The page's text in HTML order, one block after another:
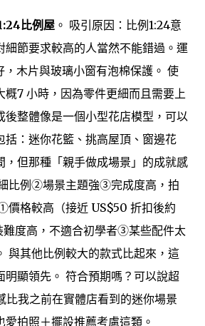
比例屋 。 吸引原因：比例1:24意
細節要求較高的人當然不能錯過。運
，木片與玻璃小窗有泡棉保護。 使
概7 小時，因為零件更細而且需要上
後整體像是一個小型花店模型，可以
括：迷你花籃、挑高屋頂、窗邊花
，但那種「親手做成場景」的成就感
比例②場景主題強③完成度高，拍
價格較高（接近 US$50 折扣後約
度高，不適合初學者③某些配件太
與其他比例較大的款式比起來，這
明顯領先。 符合預期嗎？可以說超
我之前在實體店看到的迷你場景
拍照＋擺設推薦考慮這類。